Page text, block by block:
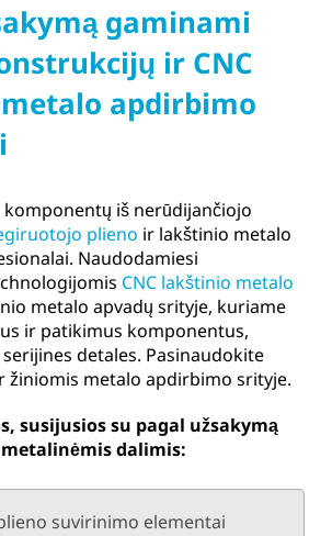
gaminami
ir CNC
apdirbimo
komponentų iš nerūdijančiojo
plieno ir lakštinio metalo
Naudodamiesi
CNC lakštinio metalo
metalo apvadų srityje, kuriame
ir patikimus komponentus,
detales. Pasinaudokite
žiniomis metalo apdirbimo srityje.
susijusios su pagal užsakymą
dalimis:
suvirinimo elementai